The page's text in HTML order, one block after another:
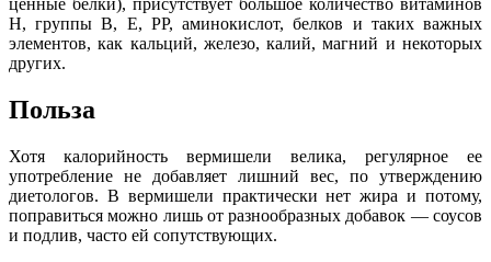
ценные белки), присутствует большое количество витаминов
Н, группы В, Е, РР, аминокислот, белков и таких важных
элементов, как кальций, железо, калий, магний и некоторых
других.
Польза
Хотя калорийность вермишели велика, регулярное ее
употребление не добавляет лишний вес, по утверждению
диетологов. В вермишели практически нет жира и потому,
поправиться можно лишь от разнообразных добавок — соусов
и подлив, часто ей сопутствующих.